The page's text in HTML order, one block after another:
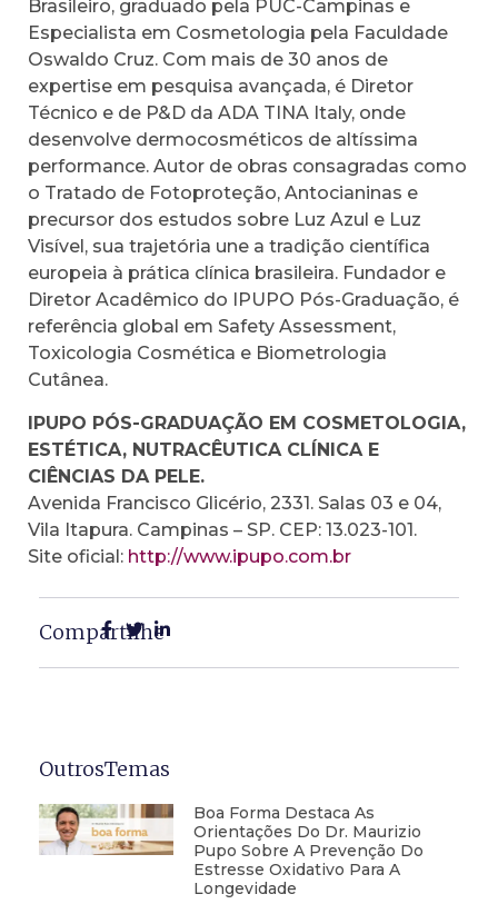
Brasileiro, graduado pela PUC-Campinas e
Especialista em Cosmetologia pela Faculdade
Oswaldo Cruz. Com mais de 30 anos de
expertise em pesquisa avançada, é Diretor
Técnico e de P&D da ADA TINA Italy, onde
desenvolve dermocosméticos de altíssima
performance. Autor de obras consagradas como
o Tratado de Fotoproteção, Antocianinas e
precursor dos estudos sobre Luz Azul e Luz
Visível, sua trajetória une a tradição científica
europeia à prática clínica brasileira. Fundador e
Diretor Acadêmico do IPUPO Pós-Graduação, é
referência global em Safety Assessment,
Toxicologia Cosmética e Biometrologia
Cutânea.
IPUPO PÓS-GRADUAÇÃO EM COSMETOLOGIA,
ESTÉTICA, NUTRACÊUTICA CLÍNICA E
CIÊNCIAS DA PELE.
Avenida Francisco Glicério, 2331. Salas 03 e 04,
Vila Itapura. Campinas – SP. CEP: 13.023-101.
Site oficial: http://www.ipupo.com.br
Compartilhe
OutrosTemas
Boa Forma Destaca As
Orientações Do Dr. Maurizio
Pupo Sobre A Prevenção Do
Estresse Oxidativo Para A
Longevidade